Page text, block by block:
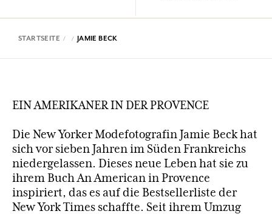
STARTSEITE JAMIE BECK
EIN AMERIKANER IN DER PROVENCE
Die New Yorker Modefotografin Jamie Beck hat
sich vor sieben Jahren im Süden Frankreichs
niedergelassen. Dieses neue Leben hat sie zu
ihrem Buch An American in Provence
inspiriert, das es auf die Bestsellerliste der
New York Times schaffte. Seit ihrem Umzug